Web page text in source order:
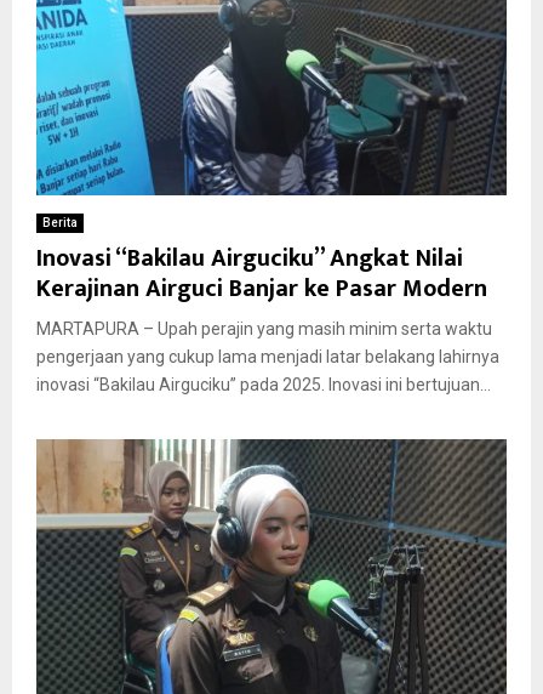
Berita
Inovasi “Bakilau Airguciku” Angkat Nilai
Kerajinan Airguci Banjar ke Pasar Modern
MARTAPURA – Upah perajin yang masih minim serta waktu
pengerjaan yang cukup lama menjadi latar belakang lahirnya
inovasi “Bakilau Airguciku” pada 2025. Inovasi ini bertujuan...